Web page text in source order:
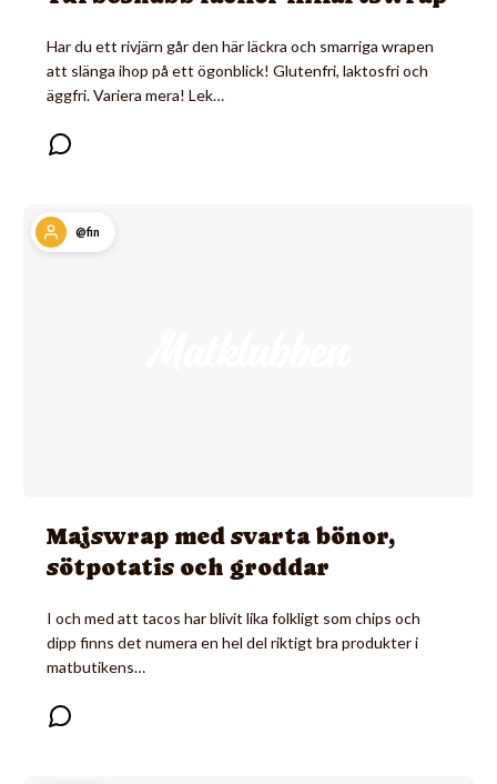
Har du ett rivjärn går den här läckra och smarriga wrapen
att slänga ihop på ett ögonblick! Glutenfri, laktosfri och
äggfri. Variera mera! Lek…
@fin
Majswrap med svarta bönor,
sötpotatis och groddar
I och med att tacos har blivit lika folkligt som chips och
dipp finns det numera en hel del riktigt bra produkter i
matbutikens…